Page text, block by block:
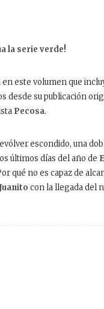
la serie verde!
este volumen que
su publicación
Pecosa.
escondido, una
últimos días del año de
qué no es capaz de
Juanito con la llegada del